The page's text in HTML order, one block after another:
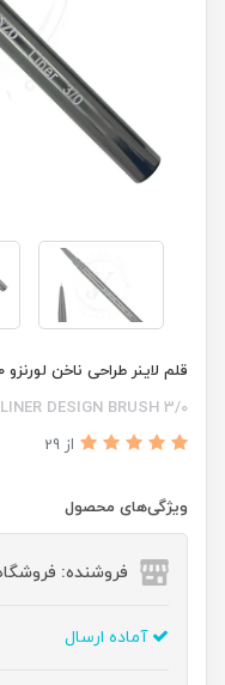
قلم لاینر طراحی ناخن لورنزو 3/0 LORENZO
DESIGN BRUSH 3/0
از 29
ویژگی‌های محصول
فروشنده:
آماده ارسال